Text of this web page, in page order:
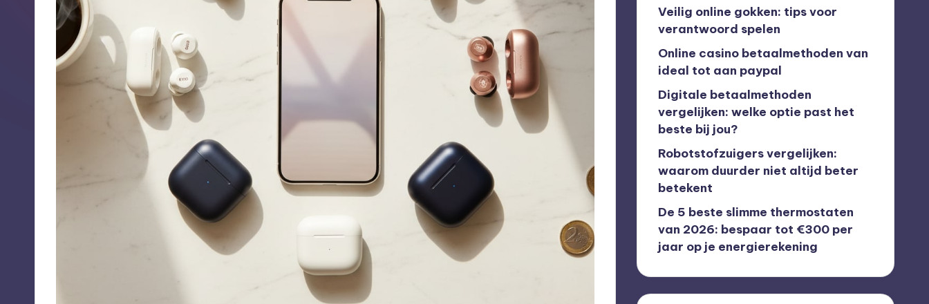
Veilig online gokken: tips voor
verantwoord spelen
Online casino betaalmethoden van
ideal tot aan paypal
Digitale betaalmethoden
vergelijken: welke optie past het
beste bij jou?
Robotstofzuigers vergelijken:
waarom duurder niet altijd beter
betekent
De 5 beste slimme thermostaten
van 2026: bespaar tot €300 per
jaar op je energierekening